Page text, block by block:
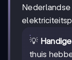
💡
thuis